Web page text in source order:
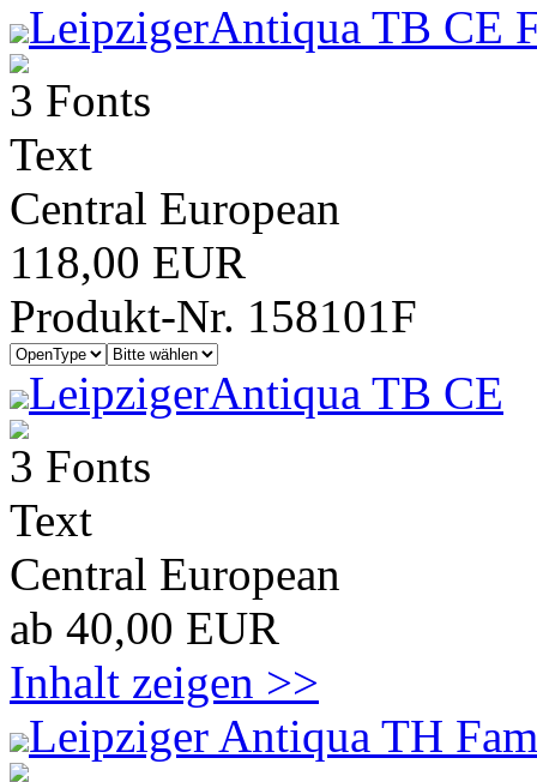
LeipzigerAntiqua TB CE
3 Fonts
Text
Central European
118,00 EUR
Produkt-Nr. 158101F
LeipzigerAntiqua TB CE
3 Fonts
Text
Central European
ab 40,00 EUR
Inhalt zeigen >>
Leipziger Antiqua TH